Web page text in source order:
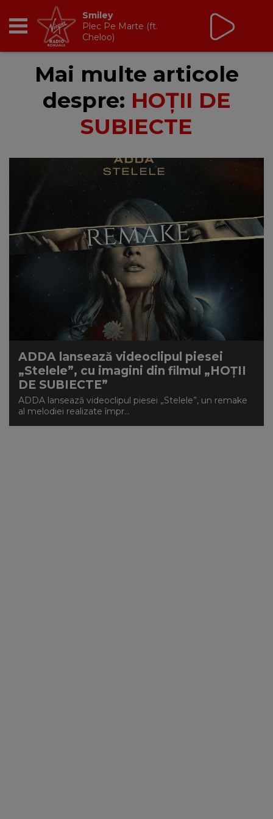
RADIO
BREAKFAST
DANCEFLOOR CHART
RADIO ACADEMY
CONTUL MEU
Smiley
Plec Pe Marte (ft.
Cheloo)
Mai multe articole
despre: HOȚII DE
SUBIECTE
ADDA lansează videoclipul piesei
„Stelele”, cu imagini din filmul „HOȚII
DE SUBIECTE”
ADDA lansează videoclipul piesei „Stelele”, un remake
al melodiei realizate împr...